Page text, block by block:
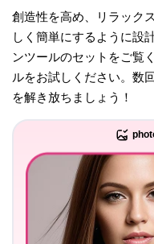
創造性を高め、リラック
しく簡単にするように設
ンツールのセットをご覧
ルをお試しください。数
を解き放ちましょう！